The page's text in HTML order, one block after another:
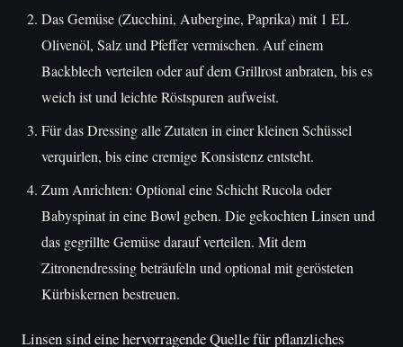
Das Gemüse (Zucchini, Aubergine, Paprika) mit 1 EL
Olivenöl, Salz und Pfeffer vermischen. Auf einem
Backblech verteilen oder auf dem Grillrost anbraten, bis es
weich ist und leichte Röstspuren aufweist.
Für das Dressing alle Zutaten in einer kleinen Schüssel
verquirlen, bis eine cremige Konsistenz entsteht.
Zum Anrichten: Optional eine Schicht Rucola oder
Babyspinat in eine Bowl geben. Die gekochten Linsen und
das gegrillte Gemüse darauf verteilen. Mit dem
Zitronendressing beträufeln und optional mit gerösteten
Kürbiskernen bestreuen.
Linsen sind eine hervorragende Quelle für pflanzliches